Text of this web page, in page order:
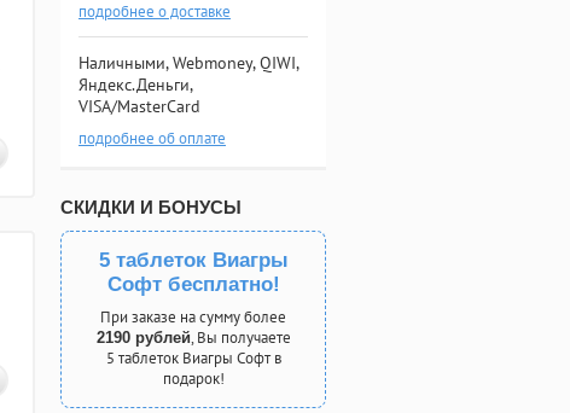
подробнее о доставке
Наличными, Webmoney, QIWI,
Яндекс.Деньги,
VISA/MasterCard
подробнее об оплате
СКИДКИ И БОНУСЫ
5 таблеток Виагры
Софт бесплатно!
При заказе на сумму более
2190 рублей, Вы получаете
5 таблеток Виагры Софт в
подарок!